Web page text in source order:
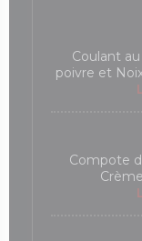
Coulant
poivre et
Compote